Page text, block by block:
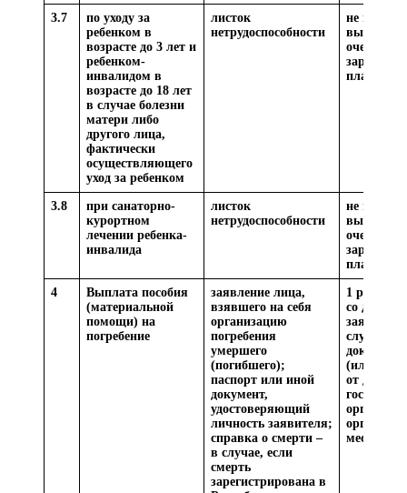
3.7
по уходу за
ребенком в
возрасте до 3 лет и
ребенком-
инвалидом в
возрасте до 18 лет
в случае болезни
матери либо
другого лица,
фактически
осуществляющего
уход за ребенком
листок
нетрудоспособности
не
выплаты
очередной
платы
3.8
при санаторно-
курортном
лечении ребенка-
инвалида
листок
нетрудоспособности
не
выплаты
очередной
платы
4
Выплата пособия
(материальной
помощи) на
погребение
заявление лица,
взявшего на себя
организацию
погребения
умершего
(погибшего);
паспорт или иной
документ,
удостоверяющий
личность заявителя;
справка о смерти –
в случае, если
смерть
зарегистрирована в
1 рабочий
со дня
случае
(или)
от других
органов,
месяц